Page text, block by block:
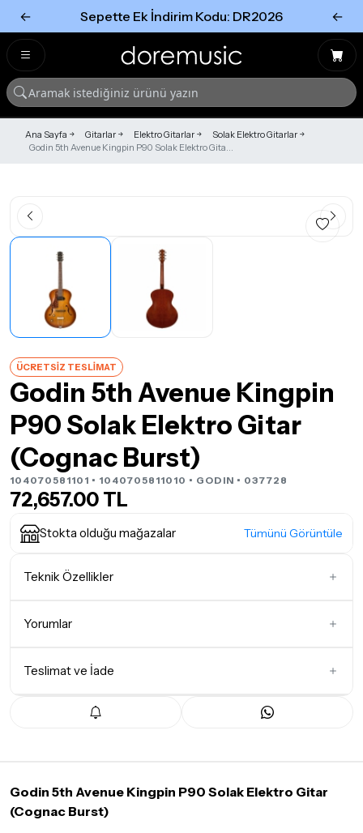
← Sepette Ek İndirim Kodu: DR2026 ←
Ana Sayfa Gitarlar Elektro Gitarlar
Solak Elektro Gitarlar
Godin 5th Avenue Kingpin P90 Solak Elektro Gita...
ÜCRETSİZ TESLİMAT
Godin 5th Avenue Kingpin
P90 Solak Elektro Gitar
(Cognac Burst)
104070581101 • 1040705811010 • GODIN • 037728
72,657.00 TL
Stokta olduğu mağazalar Tümünü Görüntüle
Teknik Özellikler
Klavye Ağacı
Yorumlar
Teslimat ve İade
Teslimat Koşulları
tatil günlerinde teslimat yapılamamaktadır.
Seçtiğiniz ürünlerin tamamı
Godin 5th Avenue Kingpin P90 Solak Elektro Gitar
(Cognac Burst)
Tümünü Gör
Tümünü gör